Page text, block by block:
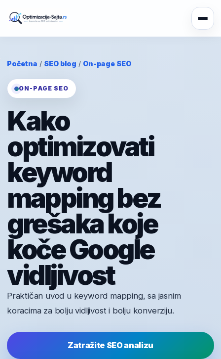
Početna / SEO blog / On-page SEO
ON-PAGE SEO
Kako
optimizovati
keyword
mapping bez
grešaka koje
koče Google
vidljivost
Praktičan uvod u keyword mapping, sa jasnim
koracima za bolju vidljivost i bolju konverziju.
Zatražite SEO analizu